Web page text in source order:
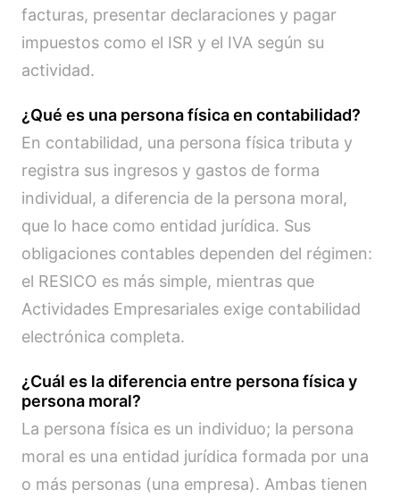
facturas, presentar declaraciones y pagar
impuestos como el ISR y el IVA según su
actividad.
¿Qué es una persona física en contabilidad?
En contabilidad, una persona física tributa y
registra sus ingresos y gastos de forma
individual, a diferencia de la persona moral,
que lo hace como entidad jurídica. Sus
obligaciones contables dependen del régimen:
el RESICO es más simple, mientras que
Actividades Empresariales exige contabilidad
electrónica completa.
¿Cuál es la diferencia entre persona física y
persona moral?
La persona física es un individuo; la persona
moral es una entidad jurídica formada por una
o más personas (una empresa). Ambas tienen